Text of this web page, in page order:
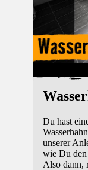
Du hast
unserer
wie Du den
Also dann,